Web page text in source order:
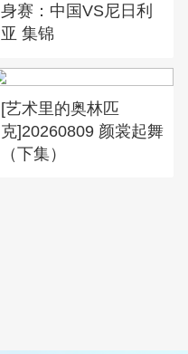
身赛：中国VS尼日利
亚 集锦
[艺术里的奥林匹
克]20260809 颜裳起舞
（下集）